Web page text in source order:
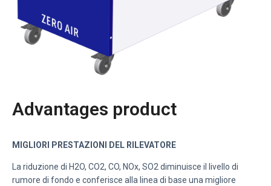
Advantages product
MIGLIORI PRESTAZIONI DEL RILEVATORE
La riduzione di H2O, CO2, CO, NOx, SO2 diminuisce il livello di
rumore di fondo e conferisce alla linea di base una migliore